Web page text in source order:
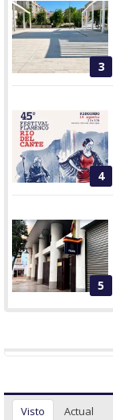
3
4
5
Visto Actual